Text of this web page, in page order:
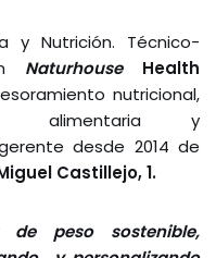
y Nutrición. Técnico-
Naturhouse Health
nutricional,
alimentaria y
desde 2014 de
Castillejo, 1.
de peso sostenible,